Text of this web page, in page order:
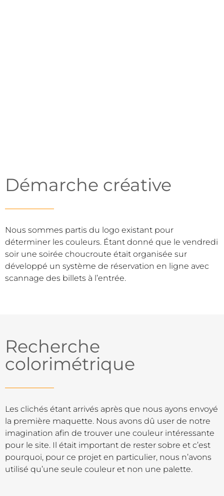
Démarche créative
Nous sommes partis du logo existant pour
déterminer les couleurs. Étant donné que le vendredi
soir une soirée choucroute était organisée sur
développé un système de réservation en ligne avec
scannage des billets à l’entrée.
Recherche
colorimétrique
Les clichés étant arrivés après que nous ayons envoyé
la première maquette. Nous avons dû user de notre
imagination afin de trouver une couleur intéressante
pour le site. Il était important de rester sobre et c’est
pourquoi, pour ce projet en particulier, nous n’avons
utilisé qu’une seule couleur et non une palette.